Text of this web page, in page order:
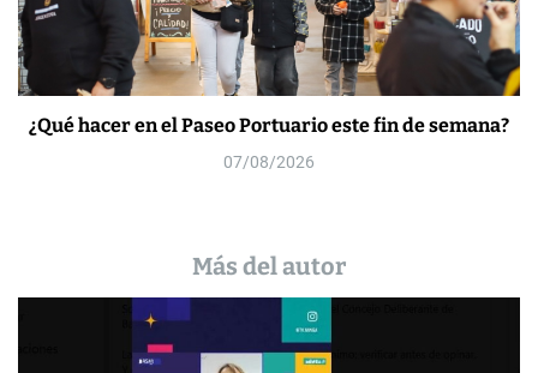
¿Qué hacer en el Paseo Portuario este fin de semana?
07/08/2026
Más del autor